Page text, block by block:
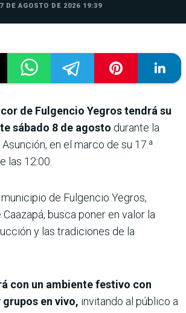
7 DE AGOSTO DE 2026 19:39
de Fulgencio Yegros tendrá su
sábado 8 de agosto durante la
en el marco de su 17.ª
las 12:00.
de Fulgencio Yegros,
busca poner en valor la
y las tradiciones de la
con un ambiente festivo con
en vivo, invitando al público a